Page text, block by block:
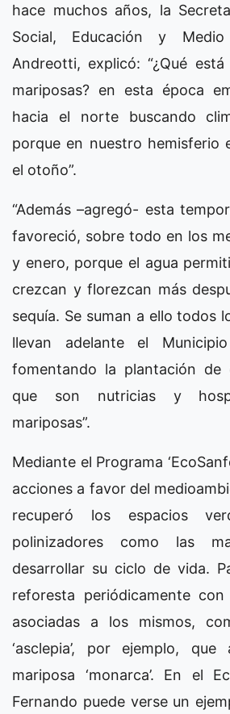
hace muchos años, la
Social, Educación y
Andreotti, explicó: “¿Qué
mariposas? en esta época
hacia el norte buscando
porque en nuestro hemisferio
el otoño”.
“Además –agregó- esta
favoreció, sobre todo en los
y enero, porque el agua
crezcan y florezcan más
sequía. Se suman a ello todos
llevan adelante el
fomentando la plantación de
que son nutricias y
mariposas”.
Mediante el Programa
acciones a favor del
recuperó los espacios
polinizadores como las
desarrollar su ciclo de vida.
reforesta periódicamente con
asociadas a los mismos,
‘asclepia’, por ejemplo,
mariposa ‘monarca’. En el
Fernando puede verse un